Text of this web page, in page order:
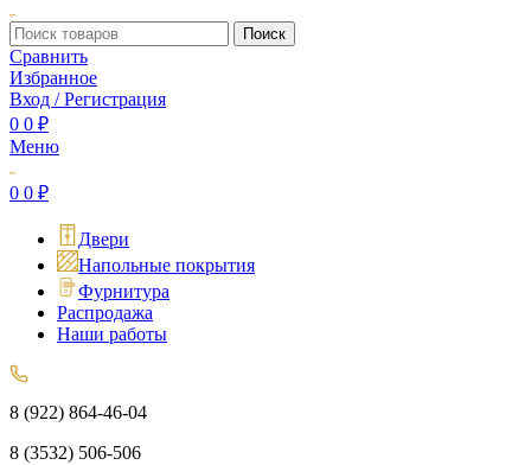
Поиск
Сравнить
Избранное
Вход / Регистрация
0 0 ₽
Меню
0 0 ₽
Двери
Напольные покрытия
Фурнитура
Распродажа
Наши работы
8 (922) 864-46-04
8 (3532) 506-506